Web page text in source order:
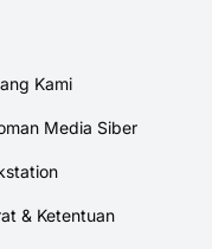
Kami
Media Siber
& Ketentuan